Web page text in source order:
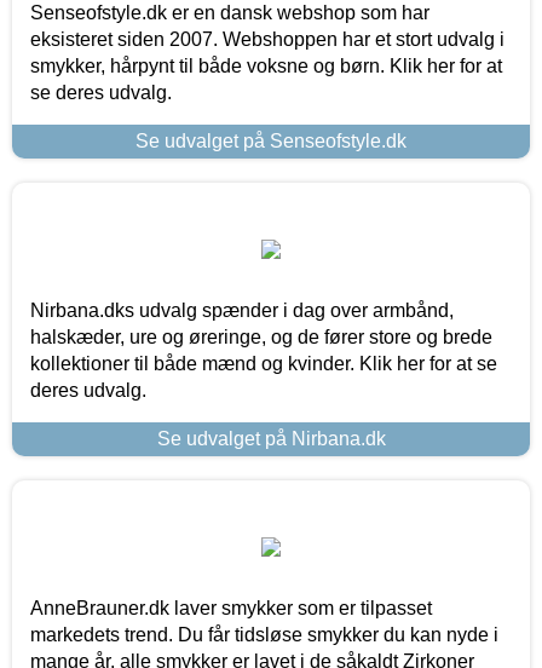
Senseofstyle.dk er en dansk webshop som har
eksisteret siden 2007. Webshoppen har et stort udvalg i
smykker, hårpynt til både voksne og børn. Klik her for at
se deres udvalg.
Se udvalget på Senseofstyle.dk
Nirbana.dks udvalg spænder i dag over armbånd,
halskæder, ure og øreringe, og de fører store og brede
kollektioner til både mænd og kvinder. Klik her for at se
deres udvalg.
Se udvalget på Nirbana.dk
AnneBrauner.dk laver smykker som er tilpasset
markedets trend. Du får tidsløse smykker du kan nyde i
mange år, alle smykker er lavet i de såkaldt Zirkoner